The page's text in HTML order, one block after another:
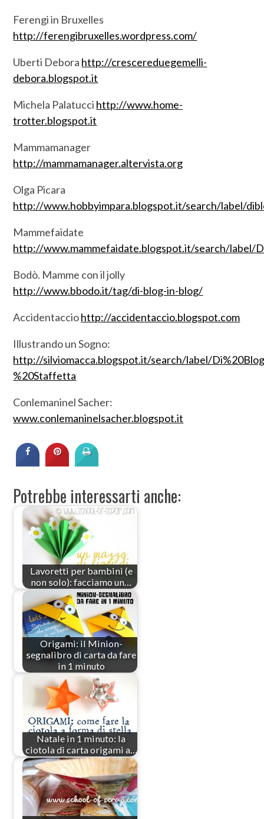
Ferengi in Bruxelles
http://ferengibruxelles.wordpress.com/
Uberti Debora http://crescereduegemelli-
debora.blogspot.it
Michela Palatucci http://www.home-
trotter.blogspot.it
Mammamanager
http://mammamanager.altervista.org
Olga Picara
http://www.hobbyimpara.blogspot.it/search/label/
Mammefaidate
http://www.mammefaidate.blogspot.it/search/label/
Bodò. Mamme con il jolly
http://www.bbodo.it/tag/di-blog-in-blog/
Accidentacciohttp://accidentaccio.blogspot.com
Illustrando un Sogno:
http://silviomacca.blogspot.it/search/label/
%20Staffetta
Conlemaninel Sacher:
www.conlemaninelsacher.blogspot.it
Potrebbe interessarti anche:
Lavoretti per bambini (e
non solo): facciamo un…
Origami: il Minion-
segnalibro di carta da fare
in 1 minuto
Natale in 1 minuto: la
ciotola di carta origami a…